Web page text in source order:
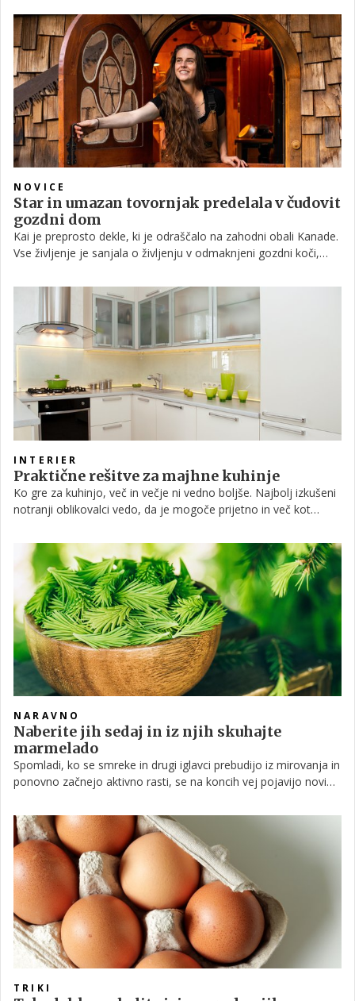
povsem normalno, da se ta sooča s številnimi težavami.
NOVICE
Star in umazan tovornjak predelala v čudovit
gozdni dom
Kai je preprosto dekle, ki je odraščalo na zahodni obali Kanade.
Vse življenje je sanjala o življenju v odmaknjeni gozdni koči,
zgradila svoj dom. Preverite, kako nenavadno bivališče si je
INTERIER
Praktične rešitve za majhne kuhinje
Ko gre za kuhinjo, več in večje ni vedno boljše. Najbolj izkušeni
notranji oblikovalci vedo, da je mogoče prijetno in več kot
ne potrebuje najnovejših naprav in celega kupa nepotrebnih
dodatkov. Dejstvo je, da je zaradi omejenega prostora, manjša
kuhinja pogosto nekoliko bolj zahtevna za načrtovanje. Mi
imamo nekaj praktičnih rešitev, s katerimi prihranite nekaj
prostora, a pridobite na uporabnosti.
NARAVNO
Naberite jih sedaj in iz njih skuhajte
marmelado
Spomladi, ko se smreke in drugi iglavci prebudijo iz mirovanja in
ponovno začnejo aktivno rasti, se na koncih vej pojavijo novi
pa lahko pripravimo različne zdravilne pripravke. Gotovo ste že
slišali za sirup iz smrekovih vršičkov, malokdo pa ve, da je iz njih
mogoče skuhati tudi okusno marmelado.
TRIKI